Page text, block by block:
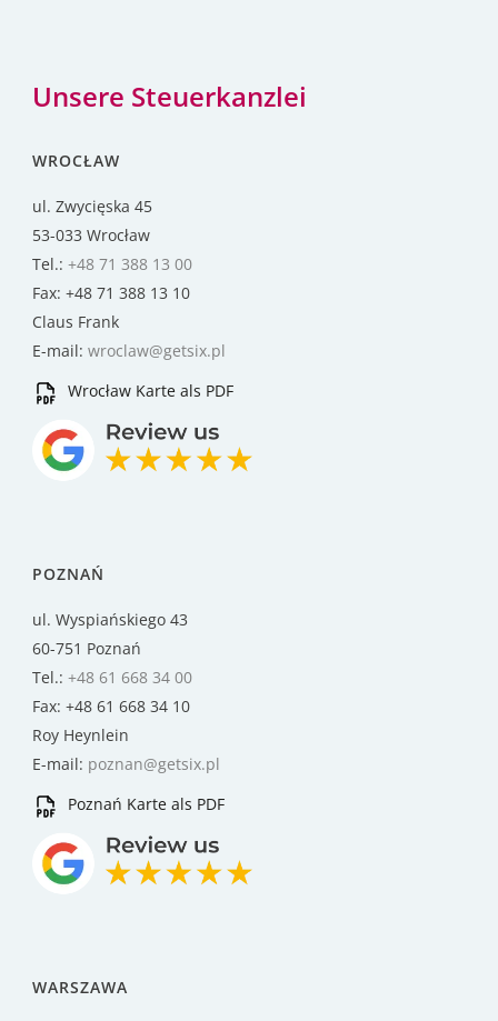
Unsere Steuerkanzlei
WROCŁAW
ul. Zwycięska 45
53-033 Wrocław
Tel.: +48 71 388 13 00
Fax: +48 71 388 13 10
Claus Frank
E-mail: wroclaw@getsix.pl
Wrocław Karte als PDF
POZNAŃ
ul. Wyspiańskiego 43
60-751 Poznań
Tel.: +48 61 668 34 00
Fax: +48 61 668 34 10
Roy Heynlein
E-mail: poznan@getsix.pl
Poznań Karte als PDF
WARSZAWA